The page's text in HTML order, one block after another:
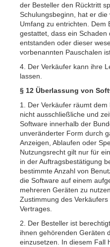
der Besteller den Rücktritt
Schulungsbeginn, hat er
Umfang zu entrichten. Dem
gestattet, dass ein
entstanden oder dieser
vorbenannten Pauschalen
4. Der Verkäufer kann ihre
lassen.
§ 12 Überlassung von
1. Der Verkäufer räumt
nicht ausschließliche und
Software innerhalb der
unveränderter Form durch
Anzeigen, Ablaufen oder
Nutzungsrecht gilt nur für
in der Auftragsbestätigung
bestimmte Anzahl von
die Software auf einem
mehreren Geräten zu
Zustimmung des
Vertrages.
2. Der Besteller ist
ihnen gehörenden Geräten
einzusetzen. In diesem Fall